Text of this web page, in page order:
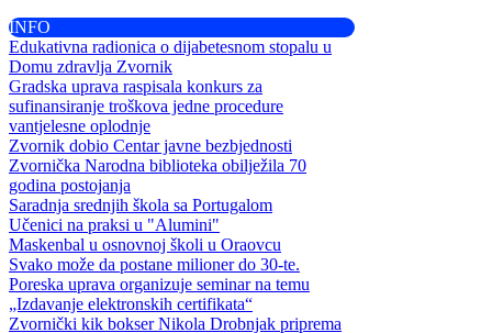
INFO
Edukativna radionica o dijabetesnom stopalu u
Domu zdravlja Zvornik
Gradska uprava raspisala konkurs za
sufinansiranje troškova jedne procedure
vantjelesne oplodnje
Zvornik dobio Centar javne bezbjednosti
Zvornička Narodna biblioteka obilježila 70
godina postojanja
Saradnja srednjih škola sa Portugalom
Učenici na praksi u "Alumini"
Maskenbal u osnovnoj školi u Oraovcu
Svako može da postane milioner do 30-te.
Poreska uprava organizuje seminar na temu
„Izdavanje elektronskih certifikata“
Zvornički kik bokser Nikola Drobnjak priprema